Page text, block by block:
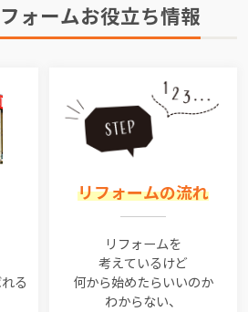
ォームお役立ち情報
る
リフォームの流れ
リフォームを
考えているけど
何から始めたらいいのか
わからない、